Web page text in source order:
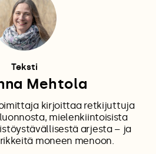
Teksti
Mehtola
kirjoittaa retkijuttuja
mielenkiintoisista
arjesta – ja
moneen menoon.